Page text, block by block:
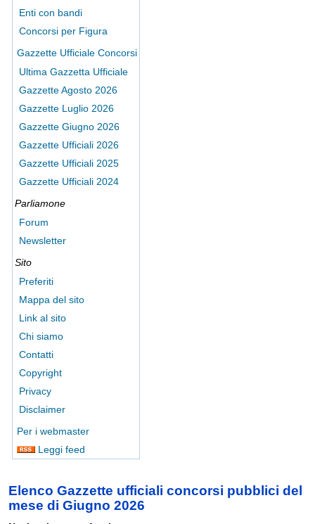
Enti con bandi
Concorsi per Figura
Gazzette Ufficiale Concorsi
Ultima Gazzetta Ufficiale
Gazzette Agosto 2026
Gazzette Luglio 2026
Gazzette Giugno 2026
Gazzette Ufficiali 2026
Gazzette Ufficiali 2025
Gazzette Ufficiali 2024
Parliamone
Forum
Newsletter
Sito
Preferiti
Mappa del sito
Link al sito
Chi siamo
Contatti
Copyright
Privacy
Disclaimer
Per i webmaster
Leggi feed
Elenco Gazzette ufficiali concorsi pubblici del
mese di Giugno 2026